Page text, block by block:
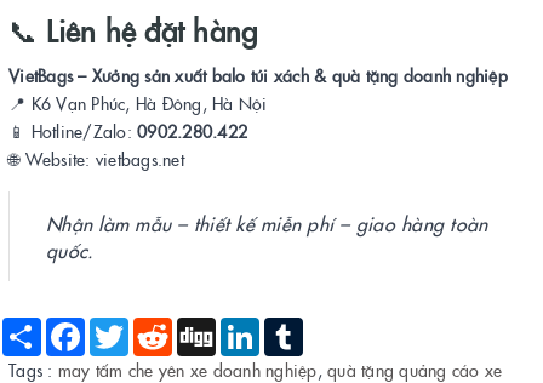
📞 Liên hệ đặt hàng
VietBags – Xưởng sản xuất balo túi xách & quà tặng doanh nghiệp
📍 K6 Vạn Phúc, Hà Đông, Hà Nội
📱 Hotline/Zalo: 0902.280.422
🌐 Website: vietbags.net
Nhận làm mẫu – thiết kế miễn phí – giao hàng toàn
quốc.
Share Facebook
Twitter Reddit Digg LinkedIn
Tags : may tấm che yên xe doanh nghiệp, quà tặng quảng cáo xe